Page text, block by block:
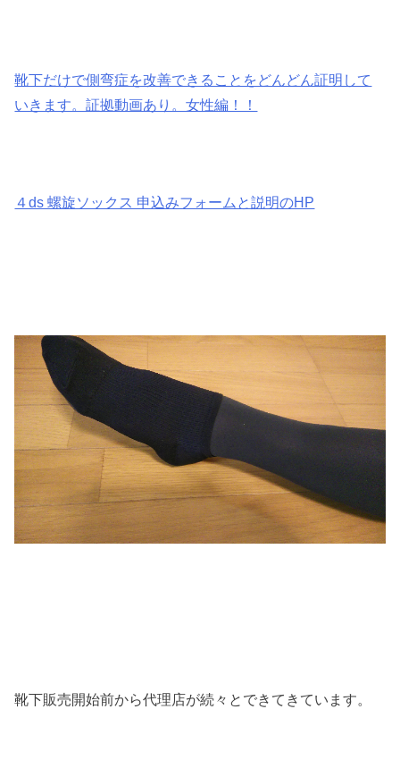
靴下だけで側弯症を改善できることをどんどん証明して
いきます。証拠動画あり。女性編！！
４ds 螺旋ソックス 申込みフォームと説明のHP
靴下販売開始前から代理店が続々とできてきています。